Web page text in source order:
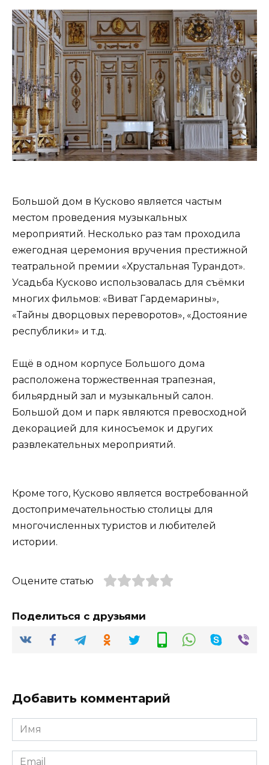
Большой дом в Кусково является частым
местом проведения музыкальных
мероприятий. Несколько раз там проходила
ежегодная церемония вручения престижной
театральной премии «Хрустальная Турандот».
Усадьба Кусково использовалась для съёмки
многих фильмов: «Виват Гардемарины»,
«Тайны дворцовых переворотов», «Достояние
республики» и т.д.
Ещё в одном корпусе Большого дома
расположена торжественная трапезная,
бильярдный зал и музыкальный салон.
Большой дом и парк являются превосходной
декорацией для киносъемок и других
развлекательных мероприятий.
Кроме того, Кусково является востребованной
достопримечательностью столицы для
многочисленных туристов и любителей
истории.
Оцените статью
Поделиться с друзьями
Добавить комментарий
Имя
*
Email